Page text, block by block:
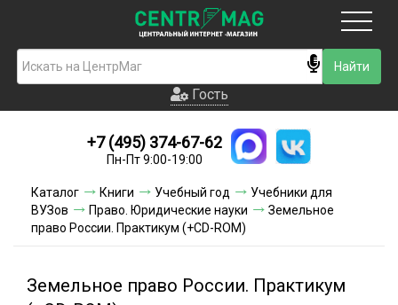
Гость
Новинки
Условия доставки
Условия оплаты
Гость
+7 (495) 374-67-62
Пн-Пт 9:00-19:00
Каталог Книги Учебный год
Учебники для
ВУЗов
Право. Юридические науки
Земельное
право России. Практикум (+CD-ROM)
Земельное право России. Практикум